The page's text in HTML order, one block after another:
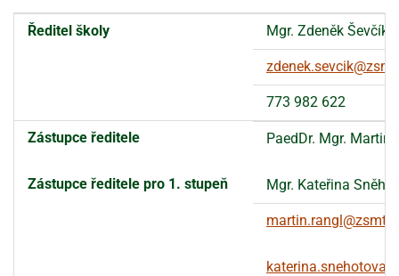
Ředitel školy Mgr. Zdeněk Ševčík,
773 982 622
Zástupce ředitele
Zástupce ředitele pro 1. stupeň
PaedDr. Mgr. Martin
Mgr. Kateřina